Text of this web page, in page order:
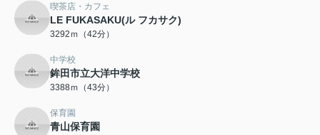
喫茶店・カフェ
LE FUKASAKU(ル フカサク)
3292ｍ（42分）
中学校
鉾田市立大洋中学校
3388ｍ（43分）
保育園
青山保育園